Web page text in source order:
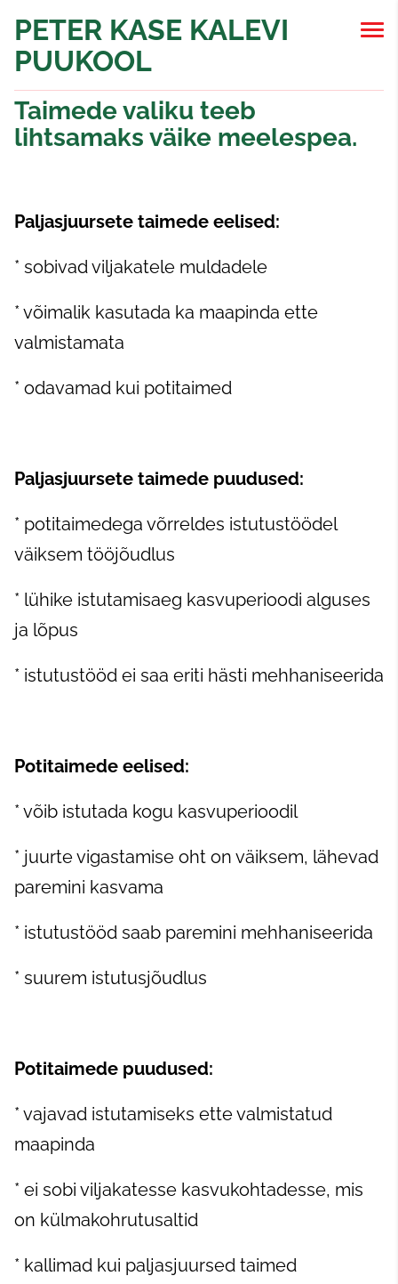
PETER KASE KALEVI
PUUKOOL
Taimede valiku teeb
lihtsamaks väike meelespea.
Paljasjuursete taimede eelised:
* sobivad viljakatele muldadele
* võimalik kasutada ka maapinda ette
valmistamata
* odavamad kui potitaimed
Paljasjuursete taimede puudused:
* potitaimedega võrreldes istutustöödel
väiksem tööjõudlus
* lühike istutamisaeg kasvuperioodi alguses
ja lõpus
* istutustööd ei saa eriti hästi mehhaniseerida
Potitaimede eelised:
* võib istutada kogu kasvuperioodil
* juurte vigastamise oht on väiksem, lähevad
paremini kasvama
* istutustööd saab paremini mehhaniseerida
* suurem istutusjõudlus
Potitaimede puudused:
* vajavad istutamiseks ette valmistatud
maapinda
* ei sobi viljakatesse kasvukohtadesse, mis
on külmakohrutusaltid
* kallimad kui paljasjuursed taimed